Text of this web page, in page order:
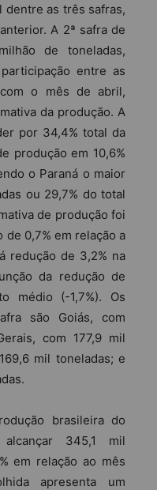
dentre as três safras,
A 2ª safra de
de toneladas,
entre as
o mês de abril,
da produção. A
por 34,4% total da
produção em 10,6%
o Paraná o maior
ou 29,7% do total
de produção foi
de 0,7% em relação a
redução de 3,2% na
da redução de
médio (-1,7%). Os
são Goiás, com
com 177,9 mil
mil toneladas; e
brasileira do
345,1 mil
em relação ao mês
apresenta um